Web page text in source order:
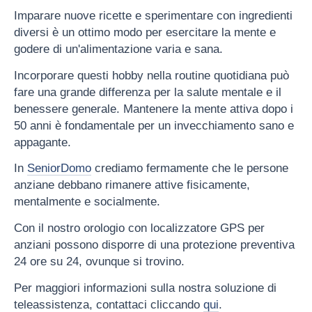
Imparare nuove ricette e sperimentare con ingredienti
diversi è un ottimo modo per esercitare la mente e
godere di un'alimentazione varia e sana.
Incorporare questi hobby nella routine quotidiana può
fare una grande differenza per la salute mentale e il
benessere generale. Mantenere la mente attiva dopo i
50 anni è fondamentale per un invecchiamento sano e
appagante.
In SeniorDomo crediamo fermamente che le persone
anziane debbano rimanere attive fisicamente,
mentalmente e socialmente.
Con il nostro orologio con localizzatore GPS per
anziani possono disporre di una protezione preventiva
24 ore su 24, ovunque si trovino.
Per maggiori informazioni sulla nostra soluzione di
teleassistenza, contattaci cliccando qui.